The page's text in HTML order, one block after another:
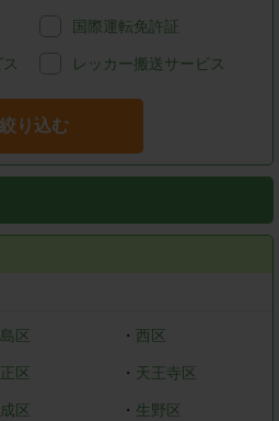
国際運転免許証
レッカー搬送サービス
絞り込む
区 ・ 西区
区 ・ 天王寺区
区 ・ 生野区